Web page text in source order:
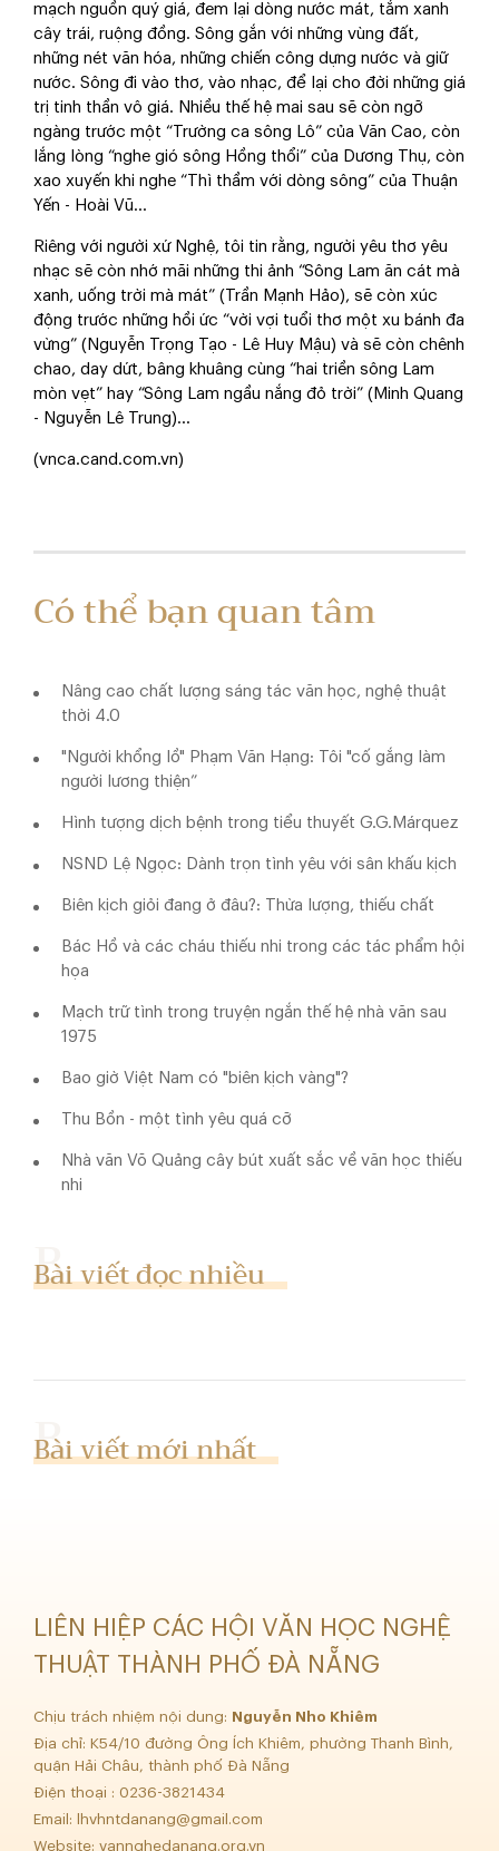
mạch nguồn quý giá, đem lại dòng nước mát, tắm xanh
cây trái, ruộng đồng. Sông gắn với những vùng đất,
những nét văn hóa, những chiến công dựng nước và giữ
nước. Sông đi vào thơ, vào nhạc, để lại cho đời những giá
trị tinh thần vô giá. Nhiều thế hệ mai sau sẽ còn ngỡ
ngàng trước một “Trường ca sông Lô” của Văn Cao, còn
lắng lòng “nghe gió sông Hồng thổi” của Dương Thụ, còn
xao xuyến khi nghe “Thì thầm với dòng sông” của Thuận
Yến - Hoài Vũ…
Riêng với người xứ Nghệ, tôi tin rằng, người yêu thơ yêu
nhạc sẽ còn nhớ mãi những thi ảnh “Sông Lam ăn cát mà
xanh, uống trời mà mát” (Trần Mạnh Hảo), sẽ còn xúc
động trước những hồi ức “vời vợi tuổi thơ một xu bánh đa
vừng” (Nguyễn Trọng Tạo - Lê Huy Mậu) và sẽ còn chênh
chao, day dứt, bâng khuâng cùng “hai triền sông Lam
mòn vẹt” hay “Sông Lam ngầu nắng đỏ trời” (Minh Quang
- Nguyễn Lê Trung)…
(vnca.cand.com.vn)
Có thể bạn quan tâm
Nâng cao chất lượng sáng tác văn học, nghệ thuật
thời 4.0
"Người khổng lồ" Phạm Văn Hạng: Tôi "cố gắng làm
người lương thiện”
Hình tượng dịch bệnh trong tiểu thuyết G.G.Márquez
NSND Lệ Ngọc: Dành trọn tình yêu với sân khấu kịch
Biên kịch giỏi đang ở đâu?: Thừa lượng, thiếu chất
Bác Hồ và các cháu thiếu nhi trong các tác phẩm hội
họa
Mạch trữ tình trong truyện ngắn thế hệ nhà văn sau
1975
Bao giờ Việt Nam có "biên kịch vàng"?
Thu Bồn - một tình yêu quá cỡ
Nhà văn Võ Quảng cây bút xuất sắc về văn học thiếu
nhi
Bài viết đọc nhiều
Bài viết mới nhất
LIÊN HIỆP CÁC HỘI VĂN HỌC NGHỆ
THUẬT THÀNH PHỐ ĐÀ NẴNG
Chịu trách nhiệm nội dung: Nguyễn Nho Khiêm
Địa chỉ: K54/10 đường Ông Ích Khiêm, phường Thanh Bình,
quận Hải Châu, thành phố Đà Nẵng
Điện thoại : 0236-3821434
Email:
lhvhntdanang@gmail.com
Website: vannghedanang.org.vn